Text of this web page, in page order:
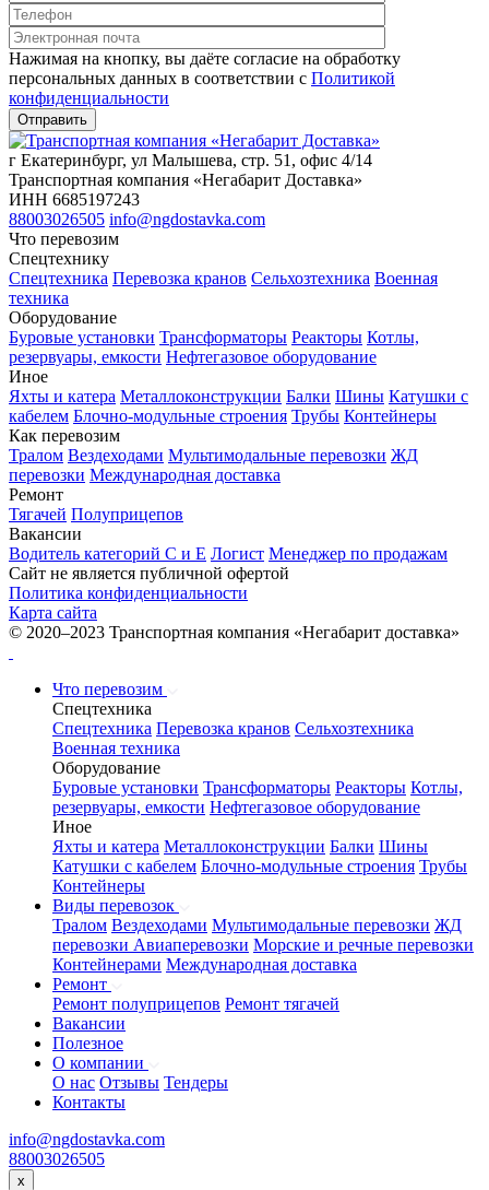
Нажимая на кнопку, вы даёте согласие на обработку
персональных данных в соответствии c Политикой
конфиденциальности
г Екатеринбург, ул Малышева, стр. 51, офис 4/14
Транспортная компания «Негабарит Доставка»
ИНН 6685197243
88003026505 info@ngdostavka.com
Что перевозим
Спецтехнику
Спецтехника Перевозка кранов Сельхозтехника Военная
техника
Оборудование
Буровые установки Трансформаторы Реакторы Котлы,
резервуары, емкости Нефтегазовое оборудование
Иное
Яхты и катера Металлоконструкции Балки Шины Катушки с
кабелем Блочно-модульные строения Трубы Контейнеры
Как перевозим
Тралом Вездеходами Мультимодальные перевозки ЖД
перевозки Международная доставка
Ремонт
Тягачей Полуприцепов
Вакансии
Водитель категорий С и Е Логист Менеджер по продажам
Сайт не является публичной офертой
Политика конфиденциальности
Карта сайта
© 2020–2023 Транспортная компания «Негабарит доставка»
Что перевозим
Спецтехника
Спецтехника Перевозка кранов Сельхозтехника
Военная техника
Оборудование
Буровые установки Трансформаторы Реакторы Котлы,
резервуары, емкости Нефтегазовое оборудование
Иное
Яхты и катера Металлоконструкции Балки Шины
Катушки с кабелем Блочно-модульные строения Трубы
Контейнеры
Виды перевозок
Тралом Вездеходами Мультимодальные перевозки ЖД
перевозки Авиаперевозки Морские и речные перевозки
Контейнерами Международная доставка
Ремонт
Ремонт полуприцепов Ремонт тягачей
Вакансии
Полезное
О компании
О нас Отзывы Тендеры
Контакты
info@ngdostavka.com
88003026505
x